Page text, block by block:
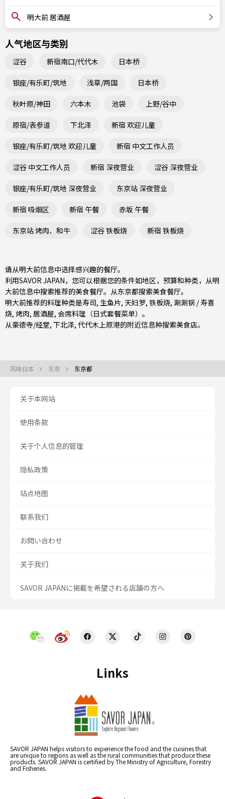
明大前 居酒屋
人气地区与类别
涩谷 新宿南口/代代木 日本桥
银座/有乐町/筑地 浅草/两国 日本桥
秋叶原/神田 六本木 池袋 上野/谷中
原宿/表参道 下北泽 新宿 欢迎儿童
银座/有乐町/筑地 欢迎儿童 新宿 中文工作人员
涩谷 中文工作人员 新宿 深夜营业 涩谷 深夜营业
银座/有乐町/筑地 深夜营业 东京站 深夜营业
新宿 吸烟区 新宿 午餐 赤坂 午餐
东京站 烤肉、和牛 涩谷 铁板烧 新宿 铁板烧
请从明大前信息中选择感兴趣的餐厅。
利用SAVOR JAPAN，您可以根据您的条件如地区，预算和种类，从明
大前信息中搜索推荐的美食餐厅。从东京都搜索美食餐厅。
明大前推荐的料理种类是寿司, 生鱼片, 天妇罗, 铁板烧, 涮涮锅 / 寿喜
烧, 烤肉, 居酒屋, 会席料理（日式套餐菜单） 。
从豪德寺/经堂, 下北泽, 代代木上原港的附近信息种搜索美食店。
风味日本 东京 东京都
Links
SAVOR JAPAN helps visitors to experience the food and the cuisines that
are unique to regions as well as the rural communities that produce these
products. SAVOR JAPAN is certified by The Ministry of Agriculture, Forestry
and Fisheries.
关于本网站
使用条款
关于个人信息的管理
隐私政策
站点地图
联系我们
お問い合わせ
关于我们
SAVOR JAPANに掲載を希望される店舗の方へ